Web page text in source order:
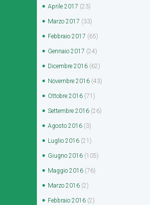
Aprile 2017 (23)
Marzo 2017 (33)
Febbraio 2017 (65)
Gennaio 2017 (24)
Dicembre 2016 (62)
Novembre 2016 (43)
Ottobre 2016 (71)
Settembre 2016 (26)
Agosto 2016 (3)
Luglio 2016 (21)
Giugno 2016 (105)
Maggio 2016 (76)
Marzo 2016 (2)
Febbraio 2016 (2)